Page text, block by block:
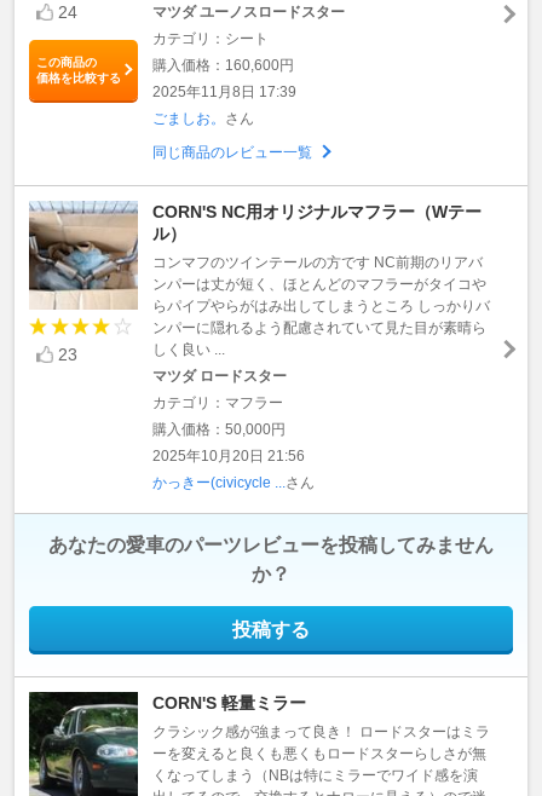
24
この商品の
価格を比較する
マツダ ユーノスロードスター
カテゴリ：シート
購入価格：160,600円
2025年11月8日 17:39
ごましお。 さん
同じ商品のレビュー一覧
23
CORN'S NC用オリジナルマフラー（Wテー
ル）
コンマフのツインテールの方です NC前期のリアバ
ンパーは丈が短く、ほとんどのマフラーがタイコや
らパイプやらがはみ出してしまうところ しっかりバ
ンパーに隠れるよう配慮されていて見た目が素晴ら
しく良い ...
マツダ ロードスター
カテゴリ：マフラー
購入価格：50,000円
2025年10月20日 21:56
かっきー(civicycle ... さん
あなたの愛車のパーツレビューを投稿してみません
か？
投稿する
CORN'S 軽量ミラー
クラシック感が強まって良き！ ロードスターはミラ
ーを変えると良くも悪くもロードスターらしさが無
くなってしまう（NBは特にミラーでワイド感を演